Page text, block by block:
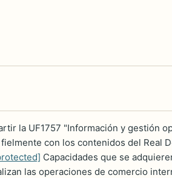
la UF1757 "Información y gestión
con los contenidos del Real
Capacidades que se
las operaciones de comercio